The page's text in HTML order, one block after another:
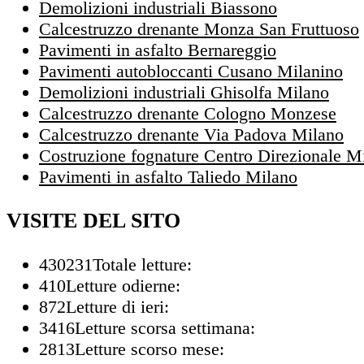
Demolizioni industriali Biassono
Calcestruzzo drenante Monza San Fruttuoso
Pavimenti in asfalto Bernareggio
Pavimenti autobloccanti Cusano Milanino
Demolizioni industriali Ghisolfa Milano
Calcestruzzo drenante Cologno Monzese
Calcestruzzo drenante Via Padova Milano
Costruzione fognature Centro Direzionale
Pavimenti in asfalto Taliedo Milano
VISITE DEL SITO
430231Totale letture:
410Letture odierne:
872Letture di ieri:
3416Letture scorsa settimana:
2813Letture scorso mese: